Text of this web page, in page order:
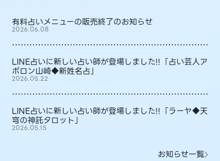
有料占いメニューの販売終了のお知らせ
2026.06.08
LINE占いに新しい占い師が登場しました!!「占い芸人ア
ポロン山崎◆新姓名占」
2026.05.22
LINE占いに新しい占い師が登場しました!!「ラーヤ◆天
穹の神託タロット」
2026.05.15
お知らせ一覧